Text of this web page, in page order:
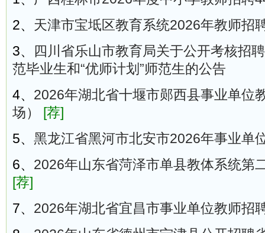
2、 天津市宝坻区教育系统2026年教师招
3、
四川省乐山市教育局关于公开考核招
范毕业生和“优师计划”师范生的公告
4、 2026年湖北省十堰市郧西县事业单位
场）
[荐]
5、 黑龙江省黑河市北安市2026年事业单
6、 2026年山东省菏泽市单县教体系统第
[荐]
7、 2026年湖北省宜昌市事业单位教师招